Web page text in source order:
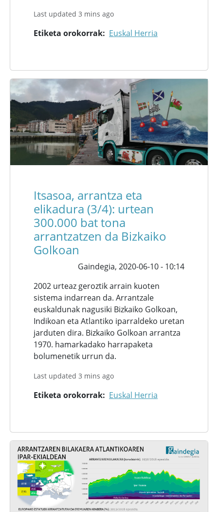
Last updated 3 mins ago
Etiketa orokorrak Euskal Herria
Itsasoa, arrantza eta
elikadura (3/4): urtean
300.000 bat tona
arrantzatzen da Bizkaiko
Golkoan
Gaindegia, 2020-06-10 - 10:14
2002 urteaz geroztik arrain kuoten
sistema indarrean da. Arrantzale
euskaldunak nagusiki Bizkaiko Golkoan,
Indikoan eta Atlantiko iparraldeko uretan
jarduten dira. Bizkaiko Golkoan arrantza
1970. hamarkadako harrapaketa
bolumenetik urrun da.
Last updated 3 mins ago
Etiketa orokorrak Euskal Herria